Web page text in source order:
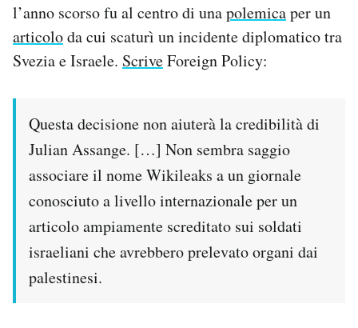
l’anno scorso fu al centro di unapolemicaper un
articoloda cui scaturì un incidente diplomatico tra
Svezia e Israele. ScriveForeign Policy:
Questa decisione non aiuterà la credibilità di
Julian Assange. […] Non sembra saggio
associare il nome Wikileaks a un giornale
conosciuto a livello internazionale per un
articolo ampiamente screditato sui soldati
israeliani che avrebbero prelevato organi dai
palestinesi.